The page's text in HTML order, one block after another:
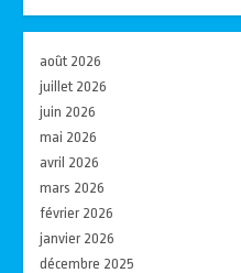
août 2026
juillet 2026
juin 2026
mai 2026
avril 2026
mars 2026
février 2026
janvier 2026
décembre 2025